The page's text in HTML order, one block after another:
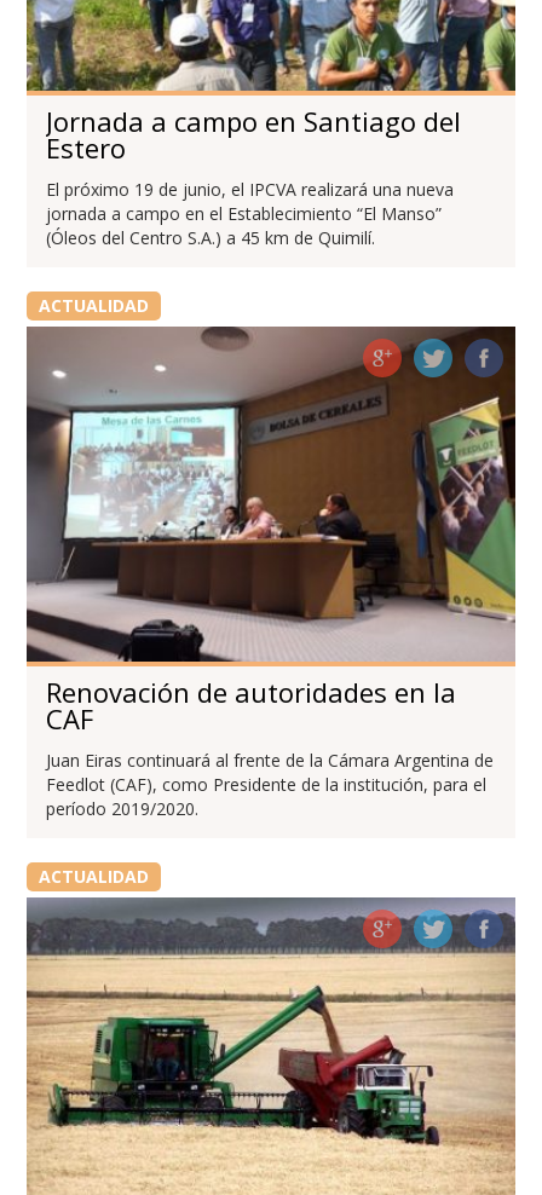
Jornada a campo en Santiago del
Estero
El próximo 19 de junio, el IPCVA realizará una nueva
jornada a campo en el Establecimiento “El Manso”
(Óleos del Centro S.A.) a 45 km de Quimilí.
ACTUALIDAD
Renovación de autoridades en la
CAF
Juan Eiras continuará al frente de la Cámara Argentina de
Feedlot (CAF), como Presidente de la institución, para el
período 2019/2020.
ACTUALIDAD